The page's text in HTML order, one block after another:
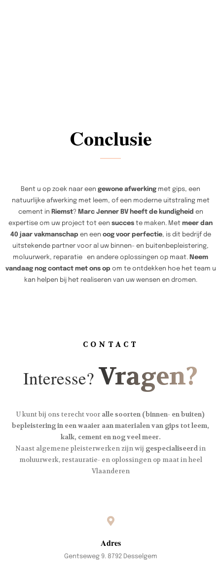
Conclusie
Bent u op zoek naar een gewone afwerking met gips, een
natuurlijke afwerking met leem, of een moderne uitstraling met
cement in Riemst? Marc Jenner BV heeft de kundigheid en
expertise om uw project tot een succes te maken. Met meer dan
40 jaar vakmanschap en een oog voor perfectie, is dit bedrijf de
uitstekende partner voor al uw binnen- en buitenbepleistering,
moluurwerk, reparatie en andere oplossingen op maat. Neem
vandaag nog contact met ons op om te ontdekken hoe het team u
kan helpen bij het realiseren van uw wensen en dromen.
CONTACT
Interesse? Vragen?
U kunt bij ons terecht voor alle soorten (binnen- en buiten)
bepleistering in een waaier aan materialen van gips tot leem,
kalk, cement en nog veel meer.
Naast algemene pleisterwerken zijn wij gespecialiseerdin
moluurwerk, restauratie- en oplossingen op maat in heel
Vlaanderen
Adres
Gentseweg 9. 8792 Desselgem